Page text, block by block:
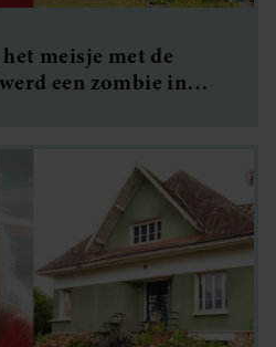
meisje met de
een zombie in